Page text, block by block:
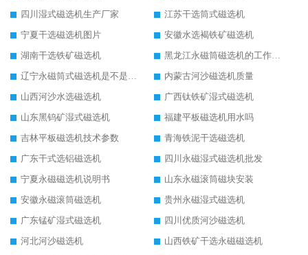
四川湿式磁选机生产厂家
江苏干选筒式磁选机
宁夏干选磁选机图片
安徽水选褐铁矿磁选机
湖南干选铁矿磁选机
黑龙江永磁筒磁选机的工作原理
辽宁永磁筒式磁选机是不是强磁
内蒙古河沙磁选机质量
山西河沙水选磁选机
广西钛铁矿湿式磁选机
山东黑钨矿湿式磁选机
福建平板磁选机用水吗
吉林平板磁选机技术参数
青海铁泥干选磁选机
广东干式选铝磁选机
四川永磁湿式磁选机批发
宁夏永磁磁选机说明书
山东永磁滚筒磁块安装
安徽永磁滚筒磁选机
贵州永磁湿式磁选机
广东锰矿湿式磁选机
四川优质河沙磁选机
河北河沙磁选机
山西铁矿干选永磁磁选机